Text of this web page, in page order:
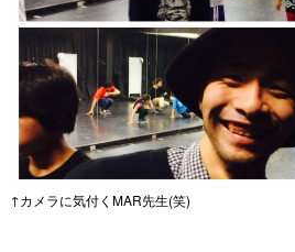
↑カメラに気付くMAR先生(笑)